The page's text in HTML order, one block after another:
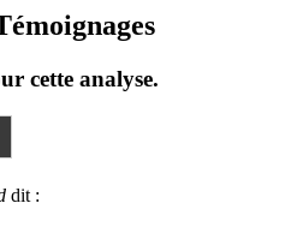
cette analyse.
dit :